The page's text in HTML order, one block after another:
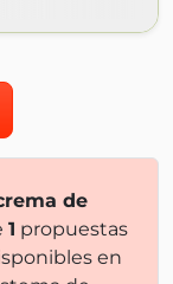
de
1 propuestas
en